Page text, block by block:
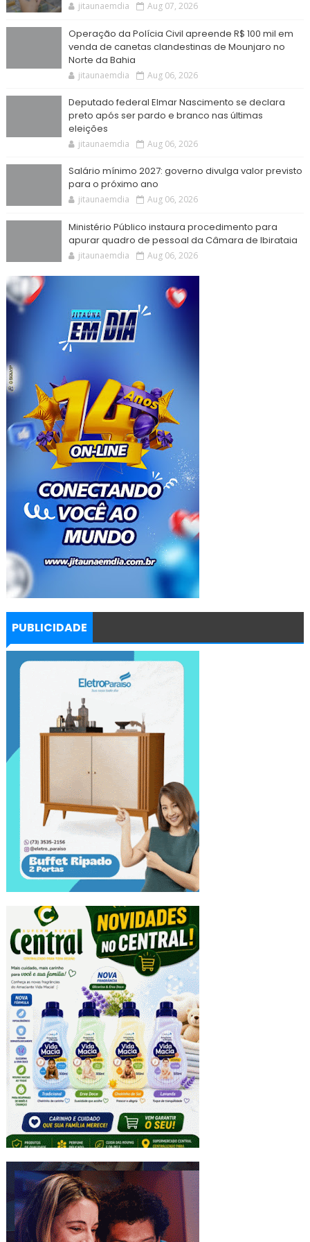
jitaunaemdia Aug 07, 2026
Operação da Polícia Civil apreende R$ 100 mil em
venda de canetas clandestinas de Mounjaro no
Norte da Bahia
jitaunaemdia Aug 06, 2026
Deputado federal Elmar Nascimento se declara
preto após ser pardo e branco nas últimas
eleições
jitaunaemdia Aug 06, 2026
Salário mínimo 2027: governo divulga valor previsto
para o próximo ano
jitaunaemdia Aug 06, 2026
Ministério Público instaura procedimento para
apurar quadro de pessoal da Câmara de Ibirataia
jitaunaemdia Aug 06, 2026
PUBLICIDADE